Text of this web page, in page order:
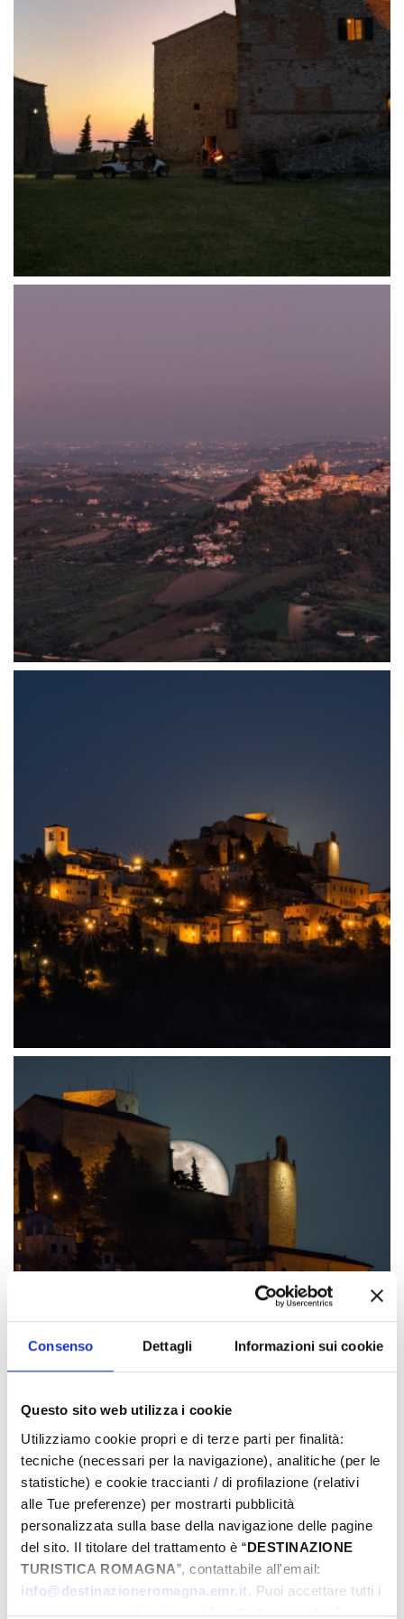
Consenso Dettagli Informazioni sui cookie
Questo sito web utilizza i cookie
Utilizziamo cookie propri e di terze parti per finalità:
tecniche (necessari per la navigazione), analitiche (per le
statistiche) e cookie traccianti / di profilazione (relativi
alle Tue preferenze) per mostrarti pubblicità
personalizzata sulla base della navigazione delle pagine
del sito. Il titolare del trattamento è “DESTINAZIONE
TURISTICA ROMAGNA”, contattabile all'email:
info@destinazioneromagna.emr.it. Puoi accettare tutti i
cookie premendo il pulsante “Accetta tutti i cookie”,